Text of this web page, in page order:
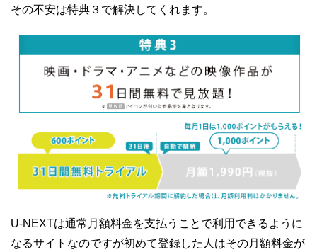
その不安は特典３で解決してくれます。
U-NEXTは通常月額料金を支払うことで利用できるように
なるサイトなのですが初めて登録した人はその月額料金が